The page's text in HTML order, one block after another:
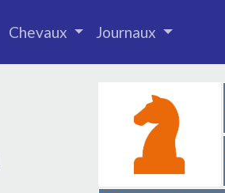
Chevaux Journaux